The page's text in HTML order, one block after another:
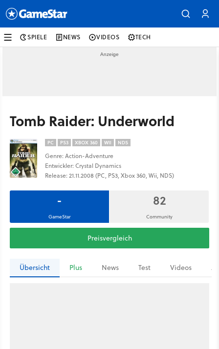
SPIELE NEWS VIDEOS TECH
Tomb Raider: Underworld
PC PS3 XBOX 360 WII NDS
Genre: Action-Adventure
Entwickler: Crystal Dynamics
Release: 21.11.2008 (PC, PS3, Xbox 360, Wii, NDS)
-
GameStar
82
Community
Preisvergleich
Übersicht Plus News Test Videos